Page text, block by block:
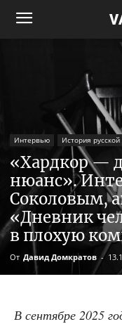
Интервью История русской
«Хардкор —
нюанс».
Соколовым,
«Дневник
в плохую
От Давид Домкратов -
В сен­тяб­ре 2025